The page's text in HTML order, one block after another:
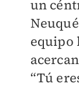
un
equipo
“Tú